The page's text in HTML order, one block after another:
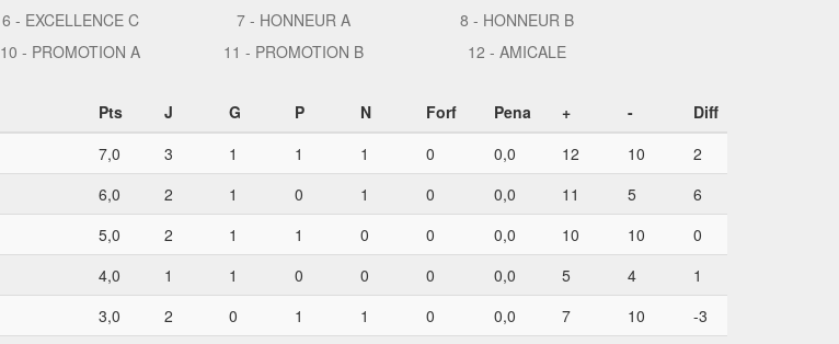
6 - EXCELLENCE C 7 - HONNEUR A
8 - HONNEUR B
10 - PROMOTION A 11 - PROMOTION B 12 - AMICALE
Pts J G P N Forf Pena + -
Diff
7,0 3 1 1 1 0 0,0 12 10
2
6,0 2 1 0 1 0 0,0 11 5
6
5,0 2 1 1 0 0 0,0 10 10
0
4,0 1 1 0 0 0 0,0 5 4
1
3,0 2 0 1 1 0 0,0 7 10
-3